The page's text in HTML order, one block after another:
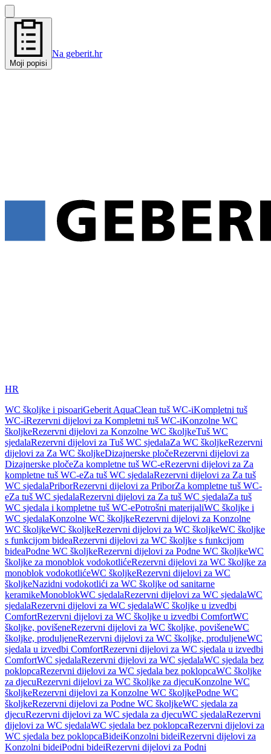
Moji popisi
Na geberit.hr
HR
WC školjke i pisoariGeberit AquaClean tuš WC-iKompletni tuš
WC-iRezervni dijelovi za Kompletni tuš WC-iKonzolne WC
školjkeRezervni dijelovi za Konzolne WC školjkeTuš WC
sjedalaRezervni dijelovi za Tuš WC sjedalaZa WC školjkeRezervni
dijelovi za Za WC školjkeDizajnerske pločeRezervni dijelovi za
Dizajnerske pločeZa kompletne tuš WC-eRezervni dijelovi za Za
kompletne tuš WC-eZa tuš WC sjedalaRezervni dijelovi za Za tuš
WC sjedalaPriborRezervni dijelovi za PriborZa kompletne tuš WC-
eZa tuš WC sjedalaRezervni dijelovi za Za tuš WC sjedalaZa tuš
WC sjedala i kompletne tuš WC-ePotrošni materijaliWC školjke i
WC sjedalaKonzolne WC školjkeRezervni dijelovi za Konzolne
WC školjkeWC školjkeRezervni dijelovi za WC školjkeWC školjke
s funkcijom bideaRezervni dijelovi za WC školjke s funkcijom
bideaPodne WC školjkeRezervni dijelovi za Podne WC školjkeWC
školjke za monoblok vodokotlićeRezervni dijelovi za WC školjke za
monoblok vodokotlićeWC školjkeRezervni dijelovi za WC
školjkeNazidni vodokotlići za WC školjke od sanitarne
keramikeMonoblokWC sjedalaRezervni dijelovi za WC sjedalaWC
sjedalaRezervni dijelovi za WC sjedalaWC školjke u izvedbi
ComfortRezervni dijelovi za WC školjke u izvedbi ComfortWC
školjke, povišeneRezervni dijelovi za WC školjke, povišeneWC
školjke, produljeneRezervni dijelovi za WC školjke, produljeneWC
sjedala u izvedbi ComfortRezervni dijelovi za WC sjedala u izvedbi
ComfortWC sjedalaRezervni dijelovi za WC sjedalaWC sjedala bez
poklopcaRezervni dijelovi za WC sjedala bez poklopcaWC školjke
za djecuRezervni dijelovi za WC školjke za djecuKonzolne WC
školjkeRezervni dijelovi za Konzolne WC školjkePodne WC
školjkeRezervni dijelovi za Podne WC školjkeWC sjedala za
djecuRezervni dijelovi za WC sjedala za djecuWC sjedalaRezervni
dijelovi za WC sjedalaWC sjedala bez poklopcaRezervni dijelovi za
WC sjedala bez poklopcaBideiKonzolni bideiRezervni dijelovi za
Konzolni bideiPodni bideiRezervni dijelovi za Podni